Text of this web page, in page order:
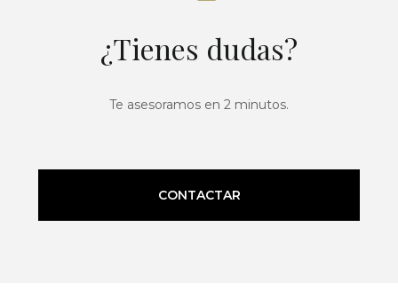
¿Tienes dudas?
Te asesoramos en 2 minutos.
CONTACTAR